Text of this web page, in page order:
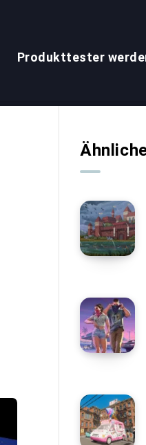
Produkttester